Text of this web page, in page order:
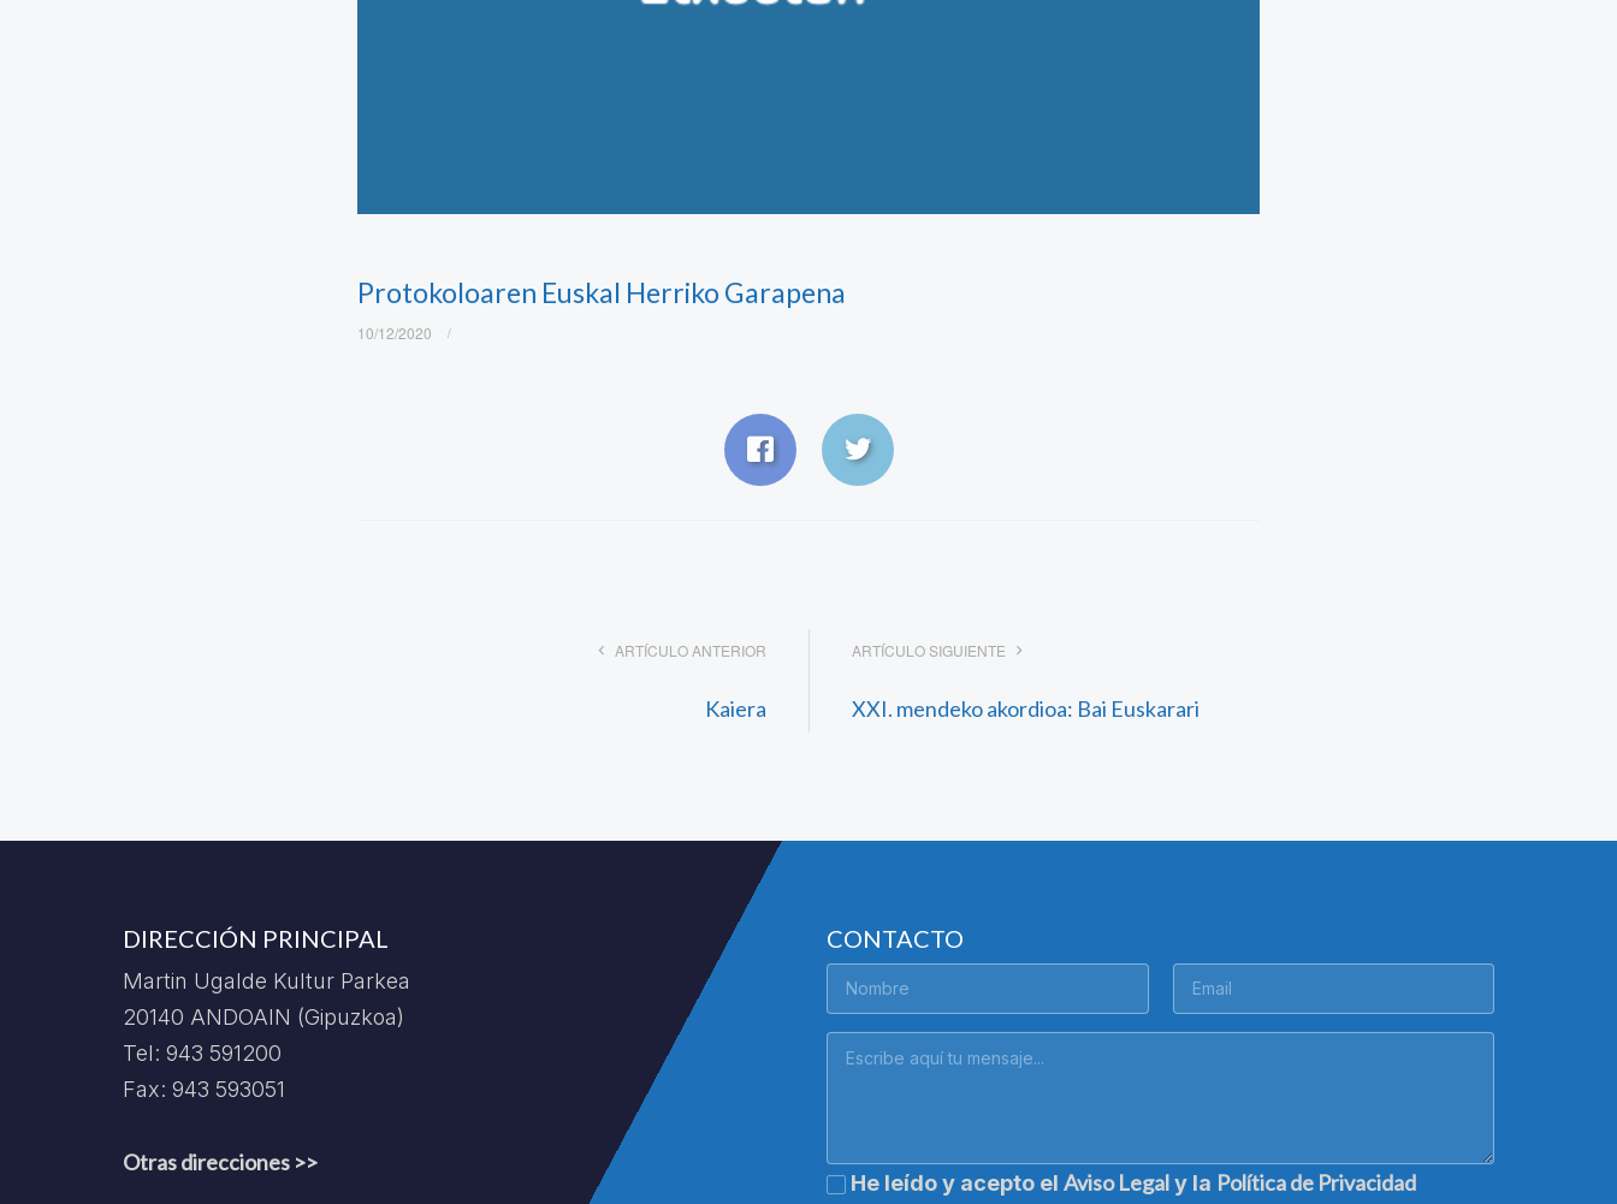
Protokoloaren Euskal Herriko Garapena
10/12/2020
ARTÍCULO ANTERIOR
Kaiera
ARTÍCULO SIGUIENTE
XXI. mendeko akordioa: Bai Euskarari
DIRECCIÓN PRINCIPAL
Martin Ugalde Kultur Parkea
20140 ANDOAIN (Gipuzkoa)
Tel: 943 591200
Fax: 943 593051
Otras direcciones >>
CONTACTO
He leído y acepto el Aviso Legaly la Política de Privacidad